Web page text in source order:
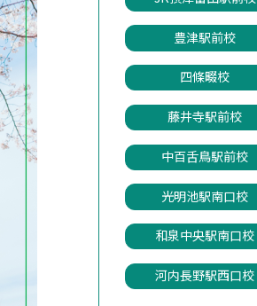
豊津駅前校
四條畷校
藤井寺駅前校
中百舌鳥駅前校
光明池駅南口校
和泉中央駅南口校
河内長野駅西口校